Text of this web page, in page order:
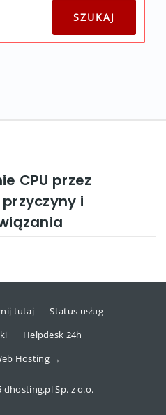
CPU przez
i
tutaj
Status usług
Helpdesk 24h
Hosting →
Sp. z o.o.